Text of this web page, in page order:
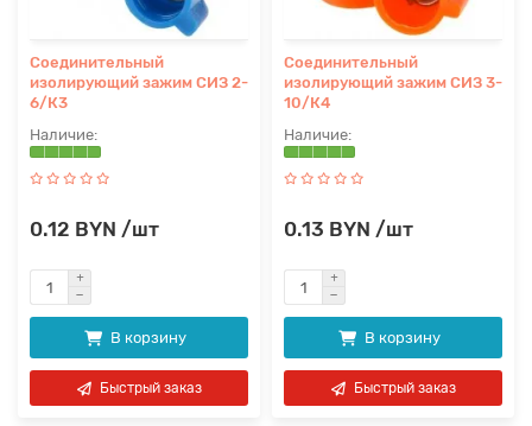
Соединительный
изолирующий зажим СИЗ 2-
6/К3
0.12 BYN /шт
В корзину
Быстрый заказ
Соединительный
изолирующий зажим СИЗ 3-
10/К4
0.13 BYN /шт
В корзину
Быстрый заказ